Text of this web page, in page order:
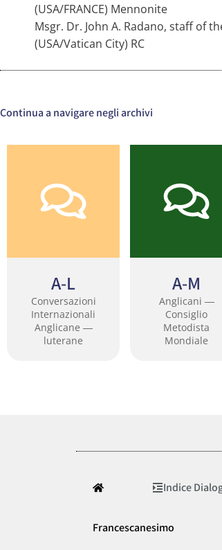
(USA/FRANCE) Mennonite
Msgr. Dr. John A. Radano, staff of
(USA/Vatican City) RC
Continua a navigare negli archivi
A-L
Conversazioni
Internazionali
Anglicane ―
luterane
A-M
Anglicani ―
Consiglio
Metodista
Mondiale
Indice
Francescanesimo